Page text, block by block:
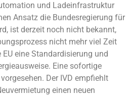
und Ladeinfrastruktur
Ansatz die Bundesregierung für
ist derzeit noch nicht bekannt,
nicht mehr viel Zeit
eine Standardisierung und
Eine sofortige
Der IVD empfiehlt
einen neuen